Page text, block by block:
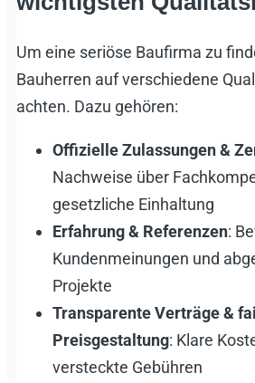
Um eine seriöse Baufirma zu
Bauherren auf verschiedene
achten. Dazu gehören:
Offizielle Zulassungen &
Nachweise über
gesetzliche Einhaltung
Erfahrung & Referenzen:
Kundenmeinungen und
Projekte
Transparente Verträge &
Preisgestaltung: Klare
versteckte Gebühren